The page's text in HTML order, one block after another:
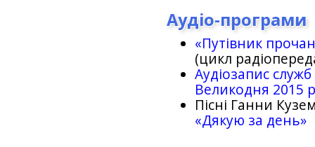
Аудіо-програми
«Путівник
(цикл
Аудіозапис
Великодня 2015
Пісні Ганни
«Дякую за день»